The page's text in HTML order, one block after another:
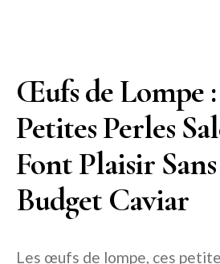
Œufs de Lompe :
Petites Perles
Font Plaisir
Budget Caviar
Les œufs de lompe, ces